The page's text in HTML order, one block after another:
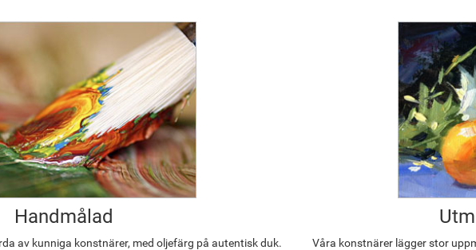
Handmålad
av kunniga konstnärer, med oljefärg på autentisk duk.
Våra konstnärer lägger stor